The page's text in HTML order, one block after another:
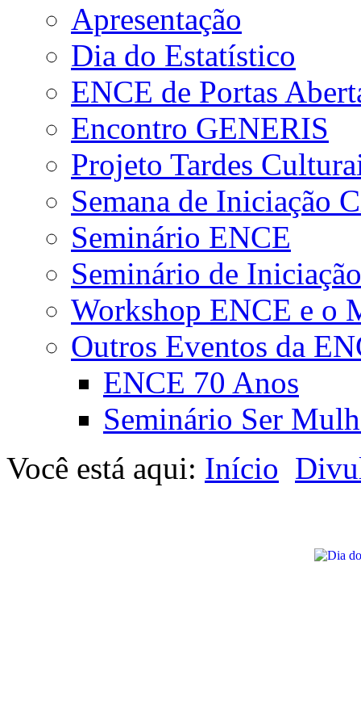
Apresentação
Dia do Estatístico
ENCE de Portas
Encontro GENERIS
Projeto Tardes
Semana de Iniciação
Seminário ENCE
Seminário de
Workshop ENCE e o
Outros Eventos da
ENCE 70 Anos
Seminário Ser
Você está aqui: Início